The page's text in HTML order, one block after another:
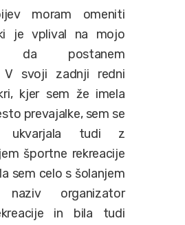
moram omeniti
je vplival na mojo
da postanem
V svoji zadnji redni
kjer sem že imela
prevajalke, sem se
ukvarjala tudi z
športne rekreacije
sem celo s šolanjem
naziv organizator
in bila tudi